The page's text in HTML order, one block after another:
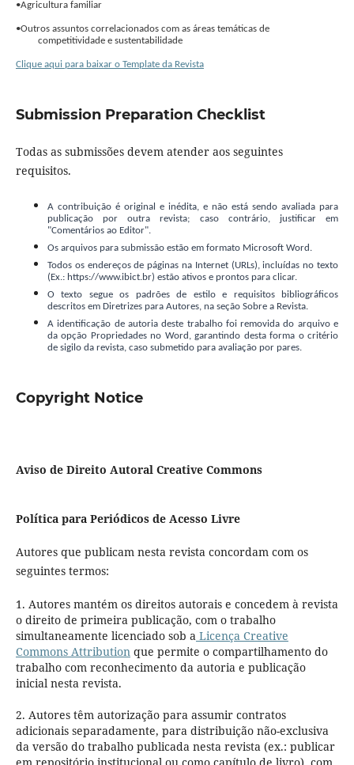
•Agricultura familiar
•Outros assuntos correlacionados com as áreas temáticas de
competitividade e sustentabilidade
Clique aqui para baixar o Template da Revista
Submission Preparation Checklist
Todas as submissões devem atender aos seguintes
requisitos.
A contribuição é original e inédita, e não está sendo avaliada para
publicação por outra revista; caso contrário, justificar em
"Comentários ao Editor".
Os arquivos para submissão estão em formato Microsoft Word.
Todos os endereços de páginas na Internet (URLs), incluídas no texto
(Ex.: https://www.ibict.br) estão ativos e prontos para clicar.
O texto segue os padrões de estilo e requisitos bibliográficos
descritos em Diretrizes para Autores, na seção Sobre a Revista.
A identificação de autoria deste trabalho foi removida do arquivo e
da opção Propriedades no Word, garantindo desta forma o critério
de sigilo da revista, caso submetido para avaliação por pares.
Copyright Notice
Aviso de Direito Autoral Creative Commons
Política para Periódicos de Acesso Livre
Autores que publicam nesta revista concordam com os
seguintes termos:
1. Autores mantém os direitos autorais e concedem à revista
o direito de primeira publicação, com o trabalho
simultaneamente licenciado sob aLicença Creative
Commons Attributionque permite o compartilhamento do
trabalho com reconhecimento da autoria e publicação
inicial nesta revista.
2. Autores têm autorização para assumir contratos
adicionais separadamente, para distribuição não-exclusiva
da versão do trabalho publicada nesta revista (ex.: publicar